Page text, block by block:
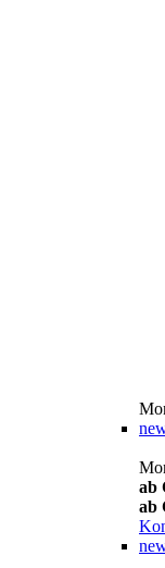
ab
ab